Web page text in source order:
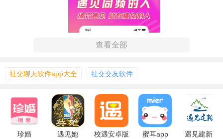
查看全部
社交聊天软件app大全 社交交友软件
珍婚 遇见她 校遇安卓版 蜜耳app
遇见建新